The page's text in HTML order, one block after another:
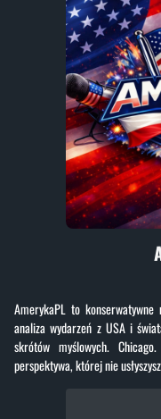
AmerykaPL to konserwatywne
analiza wydarzeń z USA i
skrótów myślowych.
perspektywa, której nie